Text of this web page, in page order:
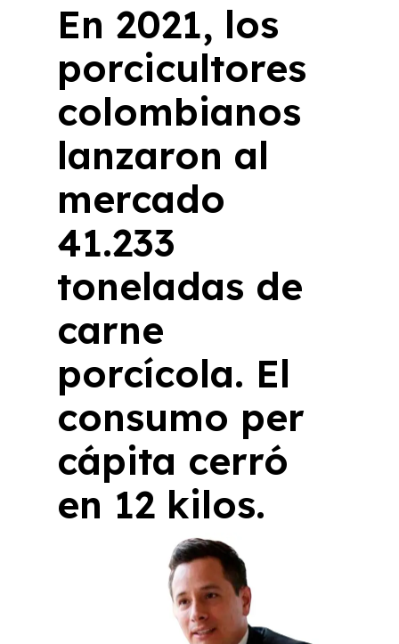
En 2021, los
porcicultores
colombianos
lanzaron al
mercado
41.233
toneladas de
carne
porcícola. El
consumo per
cápita cerró
en 12 kilos.